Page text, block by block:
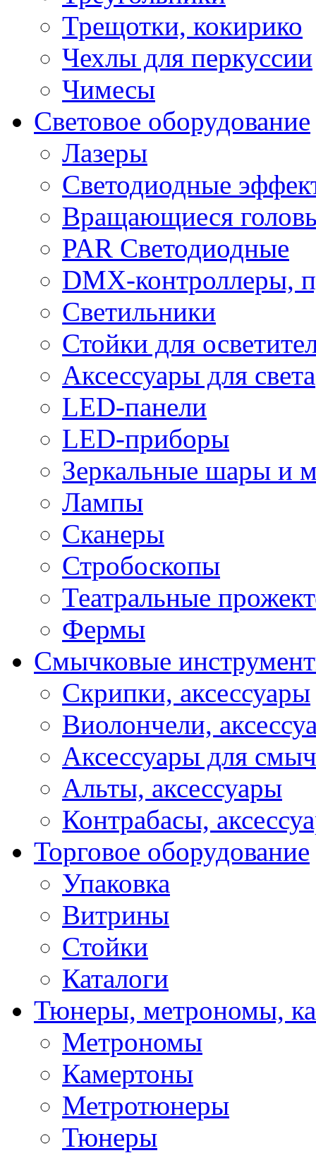
Трещотки, кокирико
Чехлы для перкуссии
Чимесы
Световое оборудование
Лазеры
Светодиодные
Вращающиеся
PAR Светодиодные
DMX-контроллеры,
Светильники
Стойки для
Аксессуары для света
LED-панели
LED-приборы
Зеркальные шары и
Лампы
Сканеры
Стробоскопы
Театральные
Фермы
Смычковые
Скрипки, аксессуары
Виолончели,
Аксессуары для
Альты, аксессуары
Контрабасы,
Торговое оборудование
Упаковка
Витрины
Стойки
Каталоги
Тюнеры, метрономы,
Метрономы
Камертоны
Метротюнеры
Тюнеры